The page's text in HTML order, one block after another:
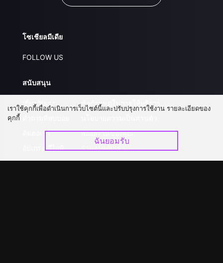
โซเชียลมีเดีย
FOLLOW US
สนับสนุน
เกี่ยวกับเรา
ติดต่อเรา
อัปเกรด วีไอพี
ข้อกำหนดในการให้บริการ
ส่งผลงานของคุณ
ร่วมงานกับเรา
เราใช้คุกกี้เพื่อดำเนินการเว็บไซต์นี้และปรับปรุงการใช้งาน รายละเอียดของ
คุกกี้
ฉันยอมรับ